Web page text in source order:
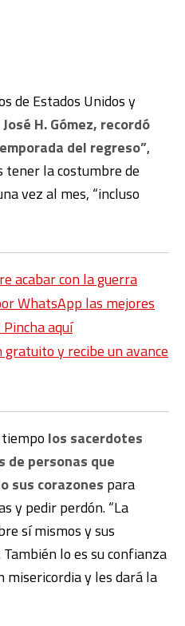
de Estados Unidos y
José H. Gómez, recordó
del regreso”,
tener la costumbre de
vez al mes, “incluso
acabar con la guerra
WhatsApp las mejores
aquí
y recibe un avance
los sacerdotes
de personas que
sus corazones para
y pedir perdón. “La
sí mismos y sus
lo es su confianza
misericordia y les dará la